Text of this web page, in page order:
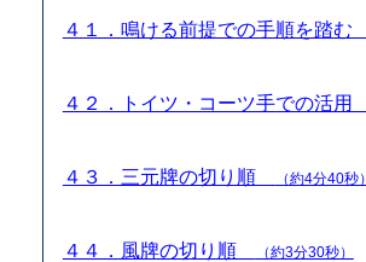
４１．鳴ける前提での手順を踏む
４２．トイツ・コーツ手での活用
４３．三元牌の切り順 （約4分40秒）
４４．風牌の切り順 （約3分30秒）